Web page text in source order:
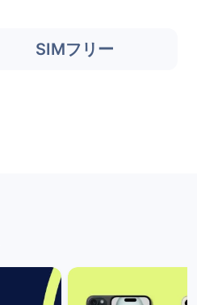
SIMフリー